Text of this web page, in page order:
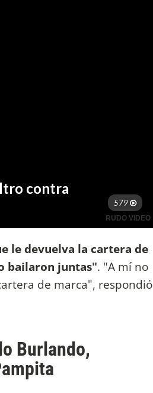
le devuelva la cartera de
bailaron juntas". "A mí no
de marca", respondió
Burlando,